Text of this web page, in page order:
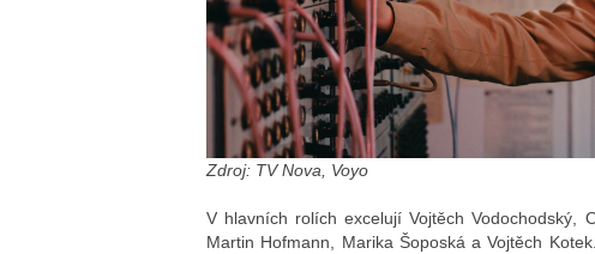
Zdroj: TV Nova, Voyo
V hlavních rolích excelují Vojtěch Vodochodský,
Martin Hofmann, Marika Šoposká a Vojtěch